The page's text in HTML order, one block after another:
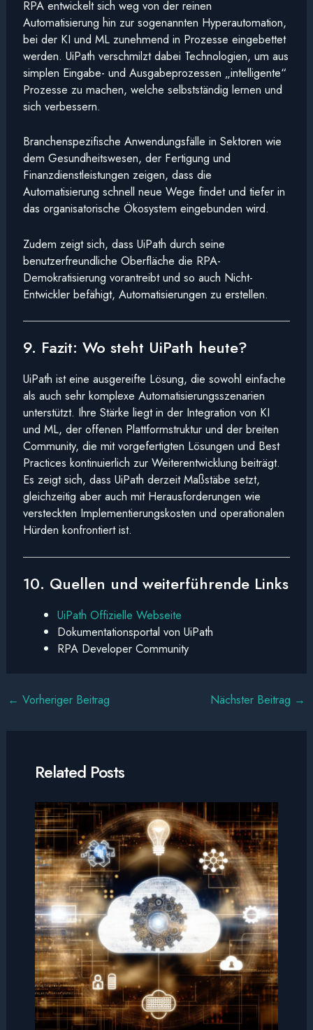
RPA entwickelt sich weg von der reinen
Automatisierung hin zur sogenannten Hyperautomation,
bei der KI und ML zunehmend in Prozesse eingebettet
werden. UiPath verschmilzt dabei Technologien, um aus
simplen Eingabe- und Ausgabeprozessen „intelligente“
Prozesse zu machen, welche selbstständig lernen und
sich verbessern.
Branchenspezifische Anwendungsfälle in Sektoren wie
dem Gesundheitswesen, der Fertigung und
Finanzdienstleistungen zeigen, dass die
Automatisierung schnell neue Wege findet und tiefer in
das organisatorische Ökosystem eingebunden wird.
Zudem zeigt sich, dass UiPath durch seine
benutzerfreundliche Oberfläche die RPA-
Demokratisierung vorantreibt und so auch Nicht-
Entwickler befähigt, Automatisierungen zu erstellen.
9. Fazit: Wo steht UiPath heute?
UiPath ist eine ausgereifte Lösung, die sowohl einfache
als auch sehr komplexe Automatisierungsszenarien
unterstützt. Ihre Stärke liegt in der Integration von KI
und ML, der offenen Plattformstruktur und der breiten
Community, die mit vorgefertigten Lösungen und Best
Practices kontinuierlich zur Weiterentwicklung beiträgt.
Es zeigt sich, dass UiPath derzeit Maßstäbe setzt,
gleichzeitig aber auch mit Herausforderungen wie
versteckten Implementierungskosten und operationalen
Hürden konfrontiert ist.
10. Quellen und weiterführende Links
UiPath Offizielle Webseite
Dokumentationsportal von UiPath
RPA Developer Community
← Vorheriger Beitrag Nächster Beitrag →
Related Posts